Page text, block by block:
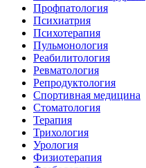
Профпатология
Психиатрия
Психотерапия
Пульмонология
Реабилитология
Ревматология
Репродуктология
Спортивная медицина
Стоматология
Терапия
Трихология
Урология
Физиотерапия